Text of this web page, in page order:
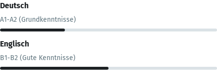
Deutsch
A1-A2 (Grundkenntnisse)
Englisch
B1-B2 (Gute Kenntnisse)